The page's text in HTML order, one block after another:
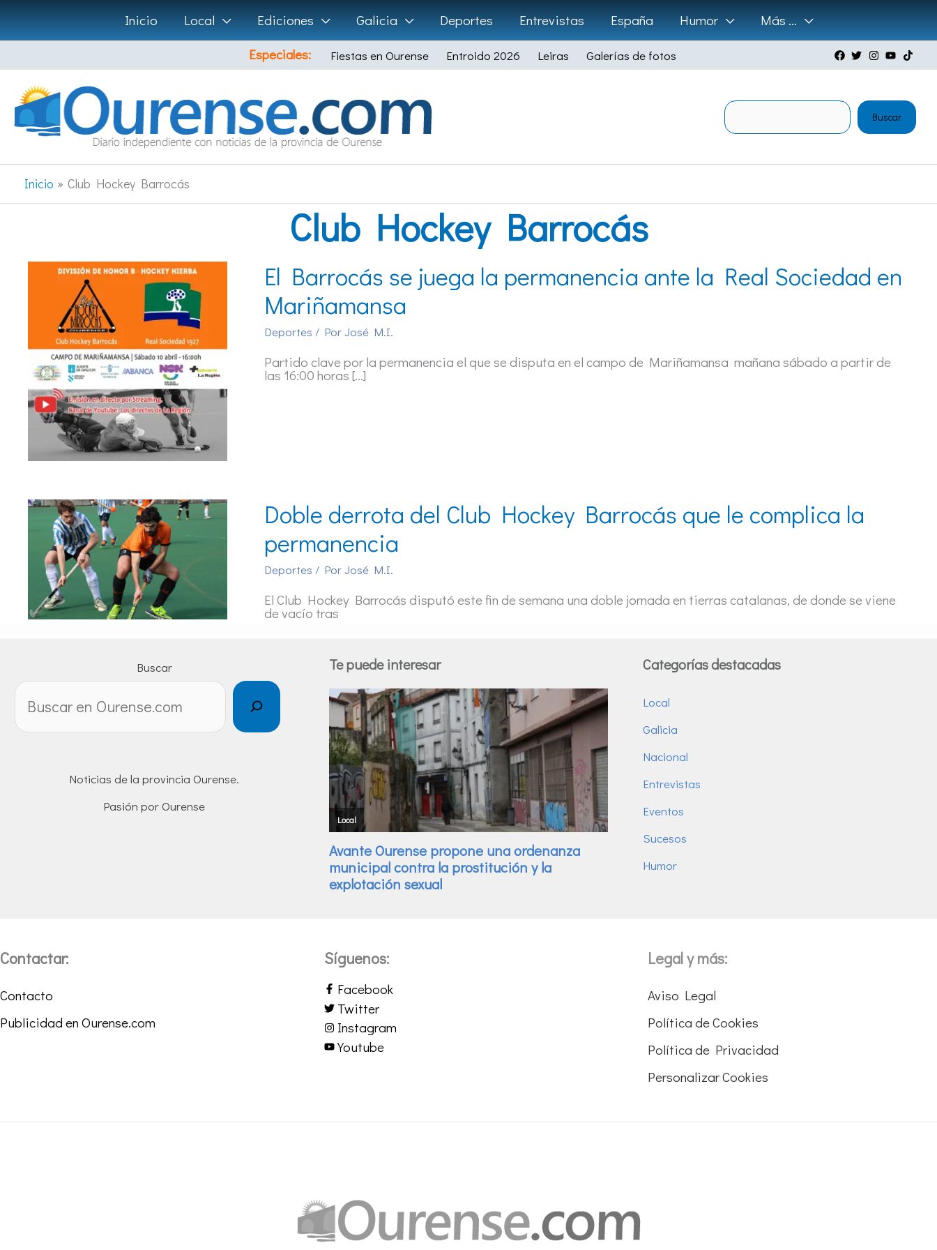
Ir
al
contenido
Inicio Local Ediciones Galicia Deportes Entrevistas España Humor
Más …
Especiales:
Fiestas en Ourense Entroido 2026 Leiras Galerías de fotos
Buscar
Inicio Club Hockey Barrocás
Club Hockey Barrocás
El Barrocás se juega la permanencia ante la Real Sociedad en
Mariñamansa
Deportes / PorJosé M.I.
Partido clave por la permanencia el que se disputa en el campo de Mariñamansa mañana sábado a partir de
las 16:00 horas […]
Doble derrota del Club Hockey Barrocás que le complica la
permanencia
Deportes / PorJosé M.I.
El Club Hockey Barrocás disputó este fin de semana una doble jornada en tierras catalanas, de donde se viene
de vacío tras
Buscar
Noticias de la provincia Ourense.
Pasión por Ourense
Te puede interesar Categorías destacadas
Local
Galicia
Nacional
Entrevistas
Eventos
Sucesos
Humor
Contactar:
Contacto
Publicidad en Ourense.com
Síguenos:
Facebook
Twitter
Instagram
Youtube
Legal y más:
Aviso Legal
Política de Cookies
Política de Privacidad
Personalizar Cookies